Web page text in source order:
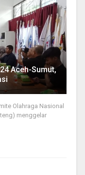
Aceh-Sumut,
Olahraga Nasional
menggelar